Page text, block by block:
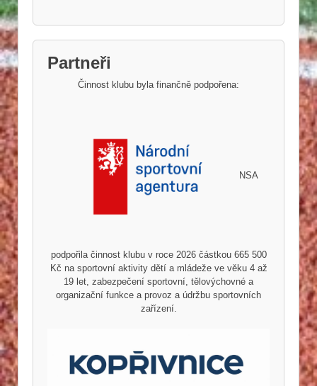
Partneři
Činnost klubu byla finančně podpořena:
NSA
podpořila činnost klubu v roce 2026 částkou 665 500
Kč na sportovní aktivity dětí a mládeže ve věku 4 až
19 let, zabezpečení sportovní, tělovýchovné a
organizační funkce a provoz a údržbu sportovních
zařízení.